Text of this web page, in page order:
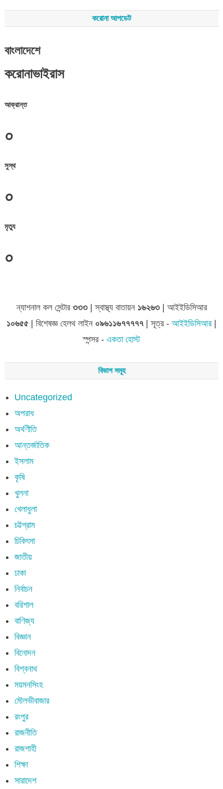
করোনা আপডেট
বাংলাদেশে
করোনাভাইরাস
আক্রান্ত
০
সুস্থ
০
মৃত্যু
০
ন্যাশনাল কল সেন্টার ৩৩৩| স্বাস্থ্য বাতায়ন ১৬২৬৩| আইইডিসিআর
১০৬৫৫ | বিশেষজ্ঞ হেলথ লাইন ০৯৬১১৬৭৭৭৭৭| সূত্র - আইইডিসিআর|
স্পন্সর - একতা হোস্ট
বিভাগ সমূহ
Uncategorized
অপরাধ
অর্থণীতি
আন্তর্জাতিক
ইসলাম
কৃষি
খুলনা
খেলাধুলা
চট্টগ্রাম
চিকিৎসা
জাতীয়
ঢাকা
নির্বাচন
বরিশাল
বাণিজ্য
বিজ্ঞান
বিনোদন
বিশ্বনাথ
ময়মনসিংহ
মৌলভীবাজার
রংপুর
রাজনীতি
রাজশাহী
শিক্ষা
সারাদেশ